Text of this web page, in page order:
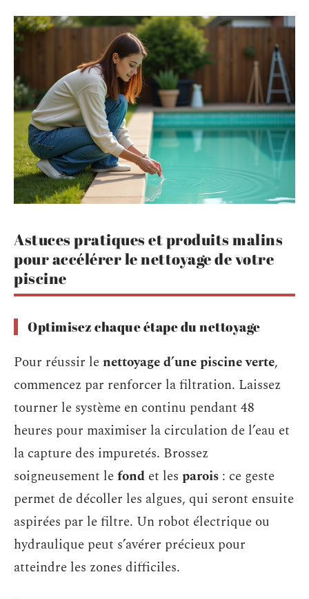
Astuces pratiques et produits malins
pour accélérer le nettoyage de votre
piscine
Optimisez chaque étape du nettoyage
Pour réussir lenettoyage d’une piscine verte,
commencez par renforcer la filtration. Laissez
tourner le système en continu pendant 48
heures pour maximiser la circulation de l’eau et
la capture des impuretés. Brossez
soigneusement lefond et les parois : ce geste
permet de décoller les algues, qui seront ensuite
aspirées par le filtre. Un robot électrique ou
hydraulique peut s’avérer précieux pour
atteindre les zones difficiles.